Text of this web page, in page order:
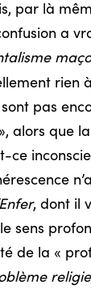
par là
a
rien
pas
alors que
ce
, dont il
sens
de la «